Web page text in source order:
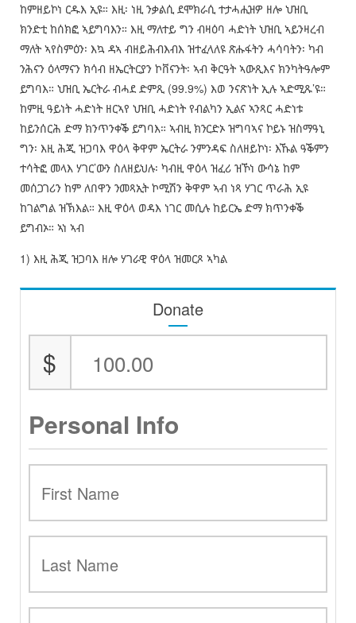
ከምዘይኮነ ርዱእ ኢዩ። እዚ፡ ነዚ ንቃልሲ ደሞክራሲ ተታሓሒዝዎ ዘሎ ህዝቢ
ክንድቲ ከሰክፎ ኣይግባእን። እዚ ማለተይ ግን ብዛዕባ ሓድነት ህዝቢ ኣይንዛረብ
ማለት ኣየስምዕን፡ እኳ ዳኣ ብዘይሕብእብእ ዝተፈላለዩ ጽሑፋትን ሓሳባትን፡ ካብ
ንሕናን ዕላማናን ክሳብ ዘኤርትርያን ኮቨናንት፡ ኣብ ቅርዓት ኣውጺእና ክንካትዓሎም
ይግባእ። ህዝቢ ኤርትራ ብሓደ ድምጺ (99.9%) እወ ንናጽነት ኢሉ ኣድሚጹ’ዩ።
ከምዚ ዓይነት ሓድነት ዘርኣየ ህዝቢ ሓድነት የብልካን ኢልና ኣንጻር ሓድነቱ
ከይንሰርሕ ድማ ክንጥንቀቕ ይግባእ። ኣብዚ ክንርድኦ ዝግባኣና ኮይኑ ዝስማዓኒ
ግን፡ እዚ ሕጂ ዝጋባእ ዋዕላ ቅዋም ኤርትራ ንምንዳፍ ስለዘይኮነ፡ እኹል ዓቕምን
ተሳትፎ መላእ ሃገር’ውን ስለዘይህሉ፡ ካብዚ ዋዕላ ዝፈሪ ዝኾነ ውሳኔ ከም
መሰጋገሪን ከም ለበዋን ንመጻኢት ኮሚሽን ቅዋም ኣብ ነጻ ሃገር ጥራሕ ኢዩ
ከገልግል ዝኽእል። እዚ ዋዕላ ወዳእ ነገር መሲሉ ከይርኤ ድማ ክጥንቀቕ
ይግብኦ። ኣነ ኣብ
1) እዚ ሕጂ ዝጋባእ ዘሎ ሃገራዊ ዋዕላ ዝመርጾ ኣካል
Donate
$
Personal Info